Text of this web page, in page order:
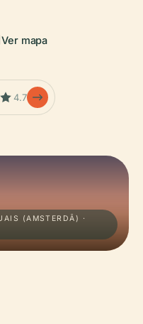
Ver mapa
4.7
(AMSTERDÃ) ·